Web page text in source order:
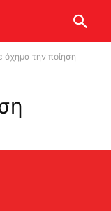
όχημα την ποίηση